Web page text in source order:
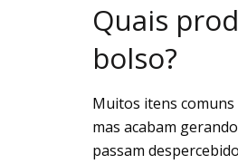
Quais
bolso?
Muitos itens
mas acabam
passam